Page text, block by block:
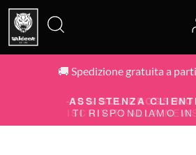
🚚 Spedizione gratuita a
-10% SUL
ISCRIVITI ALLA